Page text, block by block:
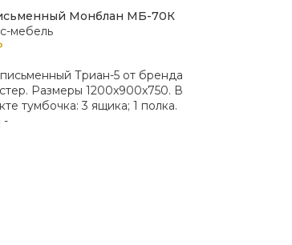
Монблан МБ-70К
мебель